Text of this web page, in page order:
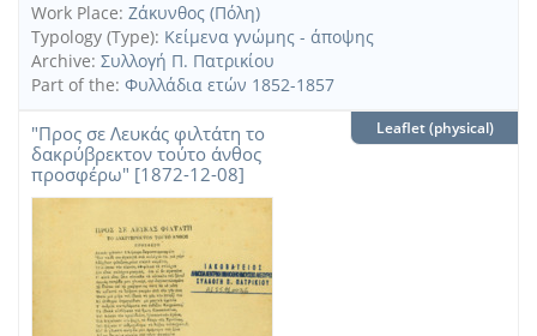
Work Place: Ζάκυνθος (Πόλη)
Typology (Type): Κείμενα γνώμης - άποψης
Archive: Συλλογή Π. Πατρικίου
Part of the: Φυλλάδια ετών 1852-1857
"Προς σε Λευκάς φιλτάτη το
δακρύβρεκτον τούτο άνθος
προσφέρω" [1872-12-08]
Leaflet (physical)